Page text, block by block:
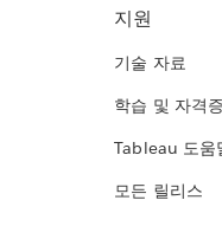
지원
기술 자료
학습 및 자격증
Tableau 도움
모든 릴리스